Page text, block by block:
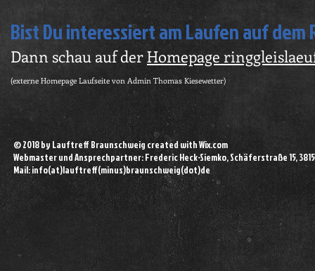
Bist Du interessiert am Laufen auf dem
Dann schau auf derHomepage
(externe Homepage Laufseite von Admin Thomas Kiesewetter)
© 2018 by Lauftreff Braunschweig created withWix.com
Webmaster und Ansprechpartner: Frederic Heck-Siemko, Schäferstraße 15,
Mail: info(at)lauftreff(minus)braunschweig(dot)de